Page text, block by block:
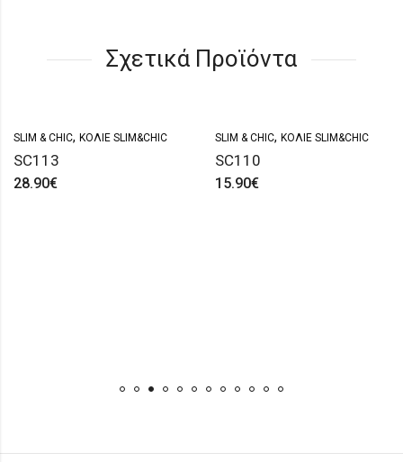
Σχετικά Προϊόντα
SLIM & CHIC, ΚΟΛΙΈ SLIM&CHIC
SC113
28.90€
SLIM & CHIC, ΚΟΛΙΈ SLIM&CHIC
SC110
15.90€